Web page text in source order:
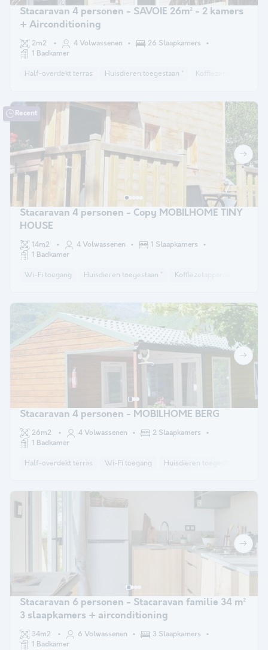
Stacaravan 4 personen - SAVOIE 26m² - 2 kamers
+ Airconditioning
2m2 4 Volwassenen
26 Slaapkamers
1 Badkamer
Half-overdekt terras Huisdieren toegestaan * Koffiezetapparaat
Recent
Stacaravan 4 personen - Copy MOBILHOME TINY
HOUSE
14m2 4 Volwassenen
1 Slaapkamers
1 Badkamer
Wi-Fi toegang Huisdieren toegestaan * Koffiezetapparaat
Stacaravan 4 personen - MOBILHOME BERG
26m2 4 Volwassenen
2 Slaapkamers
1 Badkamer
Half-overdekt terras Wi-Fi toegang Huisdieren toegestaan *
Stacaravan 6 personen - Stacaravan familie 34 m²
3 slaapkamers + airconditioning
34m2 6 Volwassenen
3 Slaapkamers
1 Badkamer